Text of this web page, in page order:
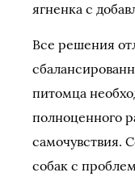
ягненка с
Все решения
питомца
полноценного
самочувствия.
собак с